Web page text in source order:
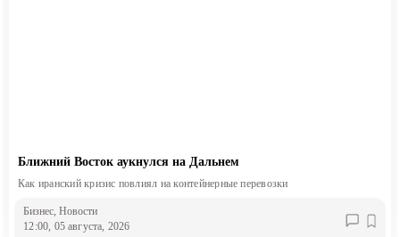
Ближний Восток аукнулся на Дальнем
Как иранский кризис повлиял на контейнерные перевозки
Бизнес, Новости
12:00, 05 августа, 2026